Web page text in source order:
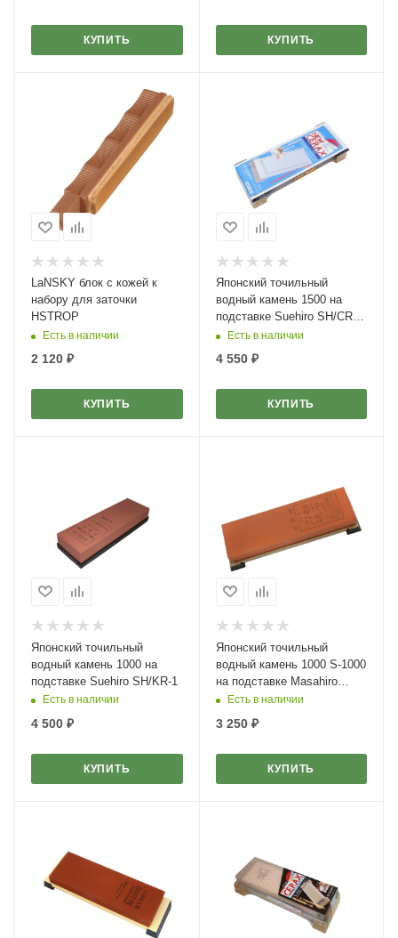
КУПИТЬ КУПИТЬ
LaNSKY блок с кожей к
набору для заточки
HSTROP
Есть в наличии
2 120 ₽
КУПИТЬ
Японский точильный
водный камень 1500 на
подставке Suehiro SH/CR-
1503W
Есть в наличии
4 550₽
КУПИТЬ
Японский точильный
водный камень 1000 на
подставке Suehiro SH/KR-1
Есть в наличии
4 500 ₽
КУПИТЬ
Японский точильный
водный камень 1000 S-1000
на подставке Masahiro
40183
Есть в наличии
3 250₽
КУПИТЬ